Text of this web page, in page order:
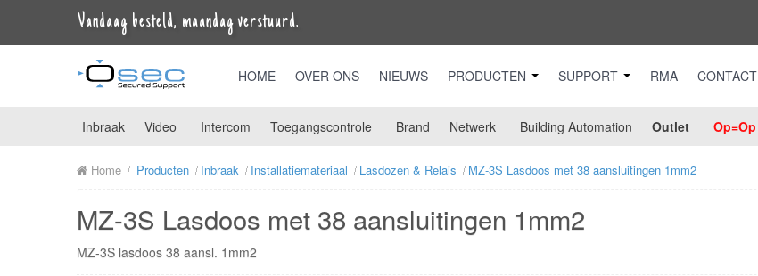
Vandaag besteld, maandag verstuurd.
HOME OVER ONS NIEUWS PRODUCTEN SUPPORT RMA CONTACT
Inbraak Video Intercom Toegangscontrole Brand Netwerk Building Automation Outlet Op=Op
Home Producten Inbraak Installatiemateriaal Lasdozen & Relais MZ-3S Lasdoos met 38 aansluitingen 1mm2
MZ-3S Lasdoos met 38 aansluitingen 1mm2
MZ-3S lasdoos 38 aansl. 1mm2